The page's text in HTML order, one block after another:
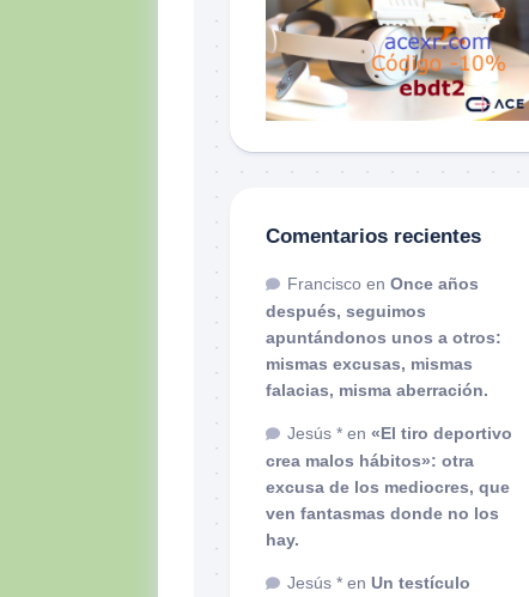
Comentarios recientes
Francisco en Once años
después, seguimos
apuntándonos unos a otros:
mismas excusas, mismas
falacias, misma aberración.
Jesús * en «El tiro deportivo
crea malos hábitos»: otra
excusa de los mediocres, que
ven fantasmas donde no los
hay.
Jesús * en Un testículo